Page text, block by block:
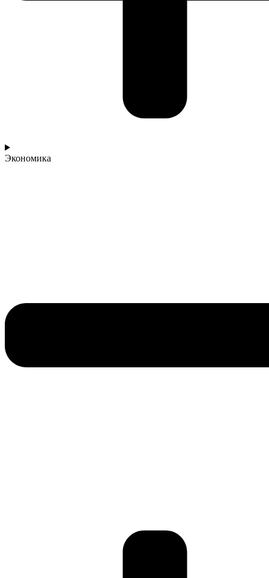
Экономика